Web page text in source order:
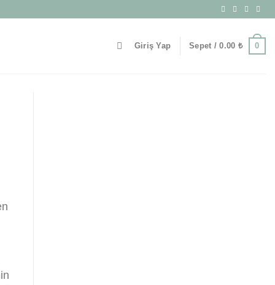
Giriş Yap Sepet /0.00 ₺ 0